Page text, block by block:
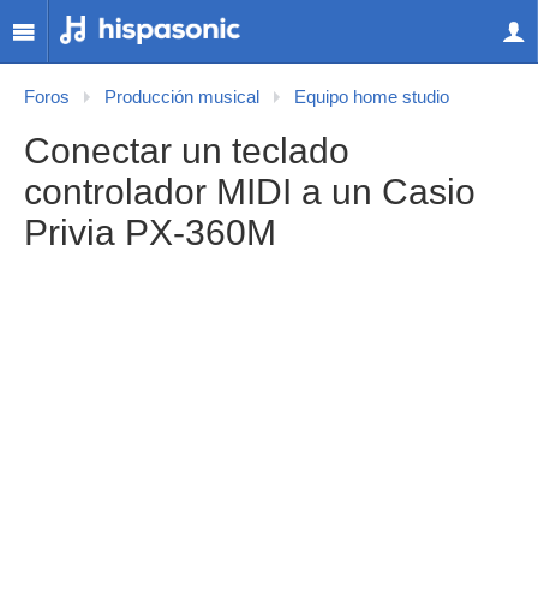
Foros Producción musical Equipo home studio
Conectar un teclado
controlador MIDI a un Casio
Privia PX-360M